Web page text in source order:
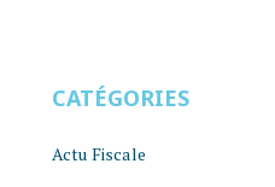
CATÉGORIES
Actu Fiscale